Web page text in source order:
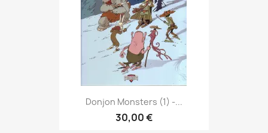
Donjon Monsters (1) -...
30,00 €